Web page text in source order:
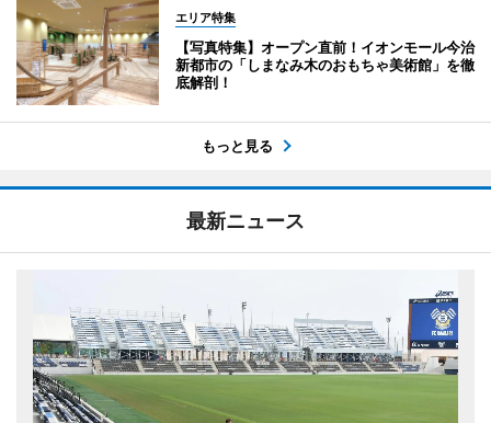
エリア特集
【写真特集】オープン直前！イオンモール今治
新都市の「しまなみ木のおもちゃ美術館」を徹
底解剖！
もっと見る
最新ニュース